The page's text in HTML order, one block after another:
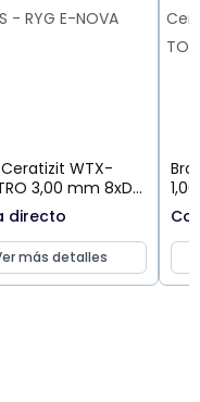
WTX-
3,00 mm 8xD
directo
más detalles